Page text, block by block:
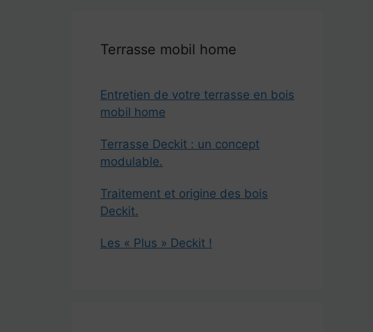
Terrasse mobil home
Entretien de votre terrasse en bois
mobil home
Terrasse Deckit : un concept
modulable.
Traitement et origine des bois
Deckit.
Les « Plus » Deckit !